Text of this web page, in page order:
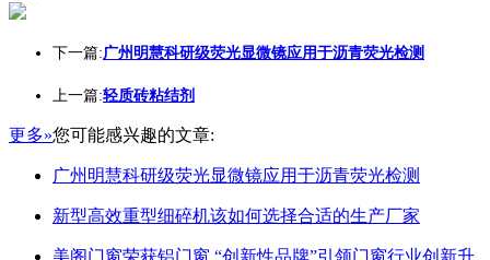
下一篇:广州明慧科研级荧光显微镜应用于沥青荧光检测
上一篇:轻质砖粘结剂
更多»您可能感兴趣的文章:
广州明慧科研级荧光显微镜应用于沥青荧光检测
新型高效重型细碎机该如何选择合适的生产厂家
美阁门窗荣获铝门窗 “创新性品牌”引领门窗行业创新升